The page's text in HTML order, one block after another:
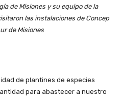
de Misiones y su equipo de la
las instalaciones de Concep
de Misiones
de plantines de especies
para abastecer a nuestro